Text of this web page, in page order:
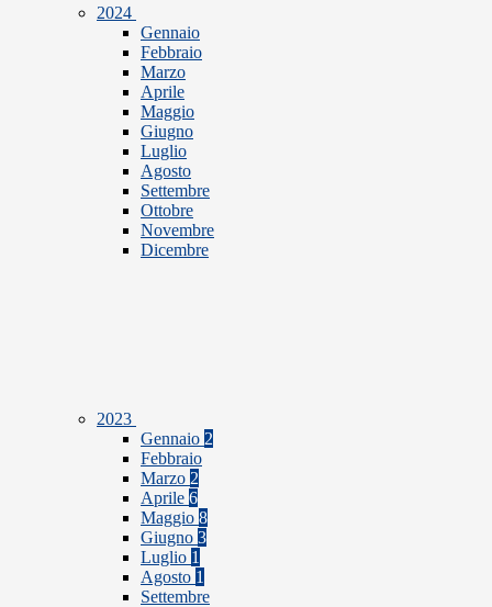
2024
Gennaio
Febbraio
Marzo
Aprile
Maggio
Giugno
Luglio
Agosto
Settembre
Ottobre
Novembre
Dicembre
2023
Gennaio 2
Febbraio
Marzo 2
Aprile 6
Maggio 8
Giugno 3
Luglio 1
Agosto 1
Settembre